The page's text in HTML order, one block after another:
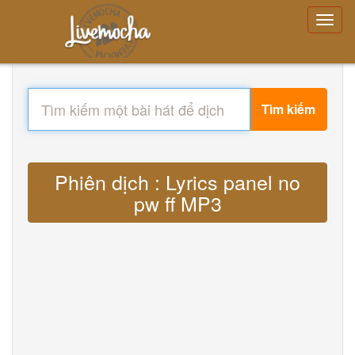
Tìm kiếm
Phiên dịch : Lyrics panel no
pw ff MP3